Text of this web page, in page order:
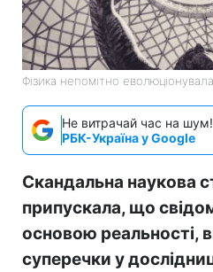
Фізика непомітно
Не витрачай час на шум!
РБК-Україна у Google
Скандальна наукова
припускала, що
основою реальності,
суперечки у